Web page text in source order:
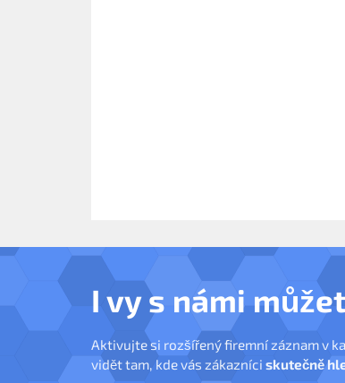
I vy s námi
Aktivujte si rozšířený firemní záznam v
vidět tam, kde vás zákazníci skutečně